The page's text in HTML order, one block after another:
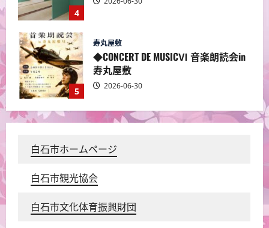
5
1
寿丸屋敷
◆蔵富人 白石和紙あかり展＆絵手
紙展
2026-07-17
2026-07-04
寿丸屋敷
◆宮城の妖怪展2025
白石市ホームページ
白石市観光協会
白石市文化体育振興財団